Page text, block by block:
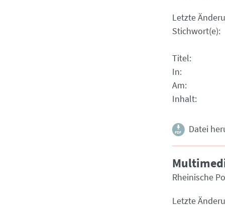
Letzte
Stichwort(e)
Titel
In
Am
Inhalt
Datei
Rheinische
Letzte